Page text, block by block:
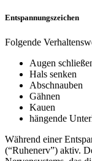
Entspannungszeichen
Folgende
Augen
Hals senken
Abschnauben
Gähnen
Kauen
hängende
Während einer
(“Ruhenerv”) aktiv.